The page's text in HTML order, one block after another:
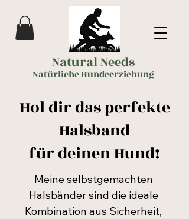
Natural Needs
Natürliche Hundeerziehung
Hol dir das perfekte
Halsband
für deinen Hund!
​Meine selbstgemachten
Halsbänder sind die ideale
Kombination aus Sicherheit,